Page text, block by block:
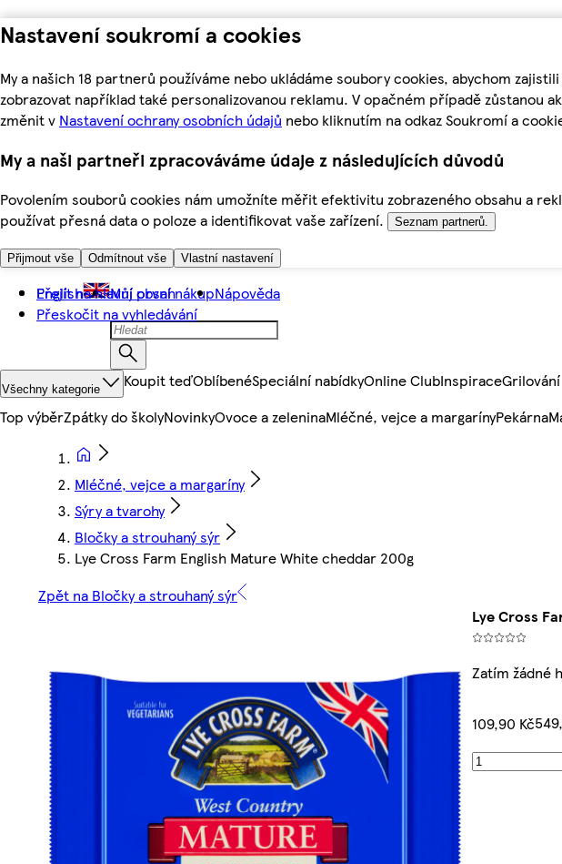
Nastavení soukromí a cookies
My a našich 18 partnerů používáme nebo ukládáme soubory cookies, abychom
zobrazovat například také personalizovanou reklamu. V opačném případě
změnit v Nastavení ochrany osobních údajů nebo kliknutím na odkaz Soukromí a
My a naši partneři zpracováváme údaje z následujících důvodů
Povolením souborů cookies nám umožníte měřit efektivitu zobrazeného obsahu a
používat přesná data o poloze a identifikovat vaše zařízení.
Seznam partnerů.
Přijmout vše Odmítnout vše Vlastní nastavení
Přejít na hlavní obsah
Přeskočit na vyhledávání
English Můj první nákupNápověda
Všechny kategorie Koupit teďOblíbenéSpeciální nabídkyOnline ClubInspiraceGrilování
Top výběrZpátky do školyNovinkyOvoce a zeleninaMléčné, vejce a margarínyPekárna
Mléčné, vejce a margaríny
Sýry a tvarohy
Bločky a strouhaný sýr
Lye Cross Farm English Mature White cheddar 200g
Zpět na Bločky a strouhaný sýr
Lye Cross
Zatím žádné
109,90 Kč